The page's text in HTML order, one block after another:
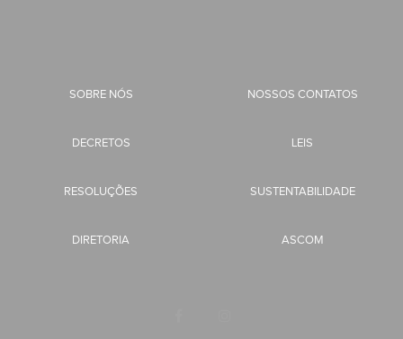
SOBRE NÓS NOSSOS CONTATOS
DECRETOS LEIS
RESOLUÇÕES SUSTENTABILIDADE
DIRETORIA ASCOM